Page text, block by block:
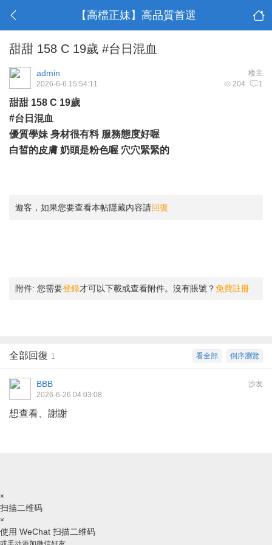
【高檔正妹】高品質首選
甜甜 158 C 19歲 #台日混血
楼主
admin
204 1
2026-6-6 15:54:11
甜甜 158 C 19歲
#台日混血
優質學妹 身材很有料 服務態度好喔
白皙的皮膚 奶頭是粉色喔 穴穴緊緊的
遊客，如果您要查看本帖隱藏內容請回復
附件: 您需要登錄才可以下載或查看附件。沒有賬號？免費註冊
倒序瀏覽
看全部
全部回復 1
沙发
BBB
2026-6-26 04:03:08
想查看、謝謝
×
扫描二维码
×
使用 WeChat 扫描二维码